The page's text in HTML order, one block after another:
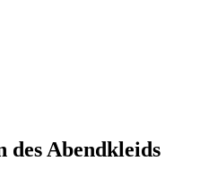
des Abendkleids